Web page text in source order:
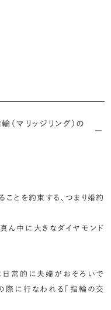
（マリッジリング）の
ことを約束する、つまり婚約
ん中に大きなダイヤモンド
日常的に夫婦がおそろいで
際に行なわれる「指輪の交